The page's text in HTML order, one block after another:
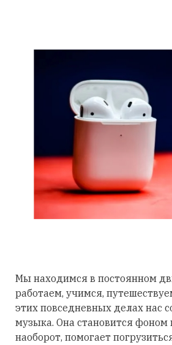
Мы находимся в постоянном
работаем, учимся,
этих повседневных делах нас
музыка. Она становится фоном
наоборот, помогает